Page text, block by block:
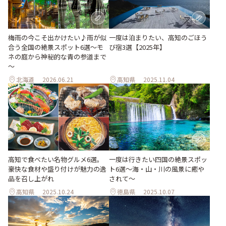
梅雨の今こそ出かけたい♪雨が似
合う全国の絶景スポット6選～モ
ネの庭から神秘的な青の参道まで
～
北海道 2026.06.21
一度は泊まりたい、高知のごほう
び宿3選【2025年】
高知県 2025.11.04
高知で食べたい名物グルメ6選。
豪快な食材や盛り付けが魅力の逸
品を召し上がれ
高知県 2025.10.24
一度は行きたい四国の絶景スポッ
ト6選〜海・山・川の風景に癒や
されて〜
徳島県 2025.10.07